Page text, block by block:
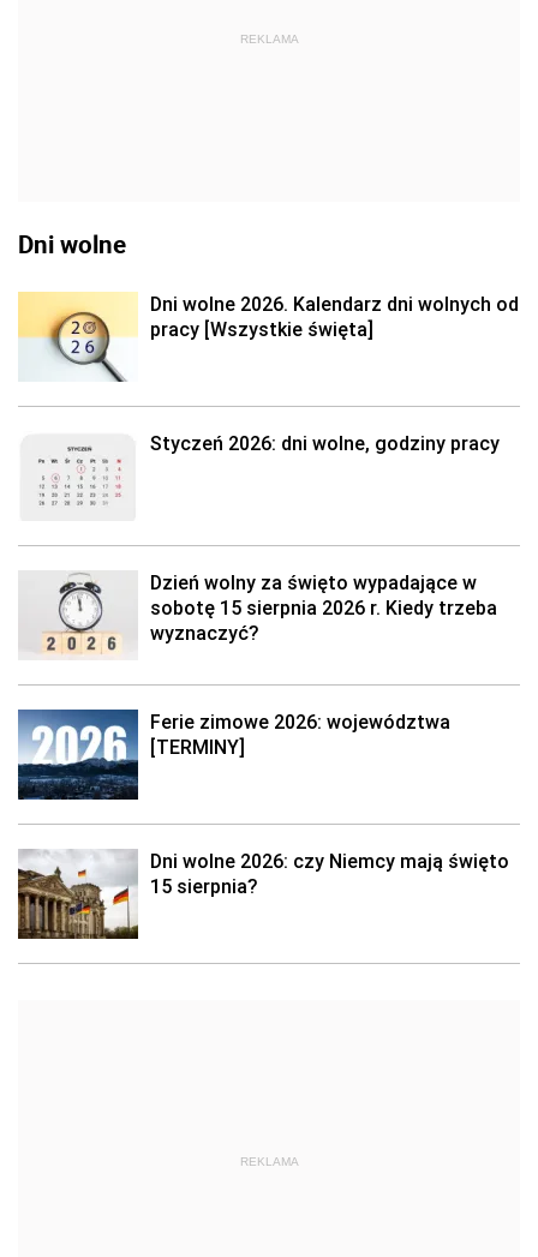
REKLAMA
Dni wolne
Dni wolne 2026. Kalendarz dni wolnych od
pracy [Wszystkie święta]
Styczeń 2026: dni wolne, godziny pracy
Dzień wolny za święto wypadające w
sobotę 15 sierpnia 2026 r. Kiedy trzeba
wyznaczyć?
Ferie zimowe 2026: województwa
[TERMINY]
Dni wolne 2026: czy Niemcy mają święto
15 sierpnia?
REKLAMA